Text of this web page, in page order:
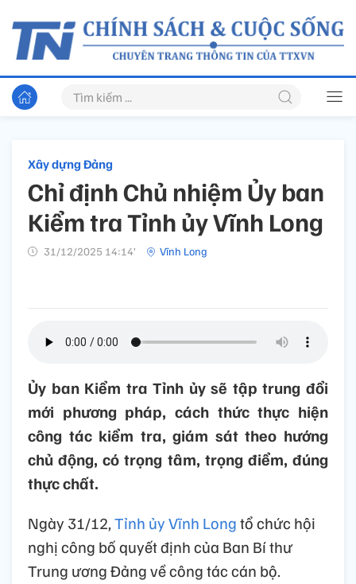
Xây dựng Đảng
Chỉ định Chủ nhiệm Ủy ban
Kiểm tra Tỉnh ủy Vĩnh Long
31/12/2025 14:14’ Vĩnh Long
Ủy ban Kiểm tra Tỉnh ủy sẽ tập trung đổi
mới phương pháp, cách thức thực hiện
công tác kiểm tra, giám sát theo hướng
chủ động, có trọng tâm, trọng điểm, đúng
thực chất.
Ngày 31/12,Tỉnh ủy Vĩnh Longtổ chức hội
nghị công bố quyết định của Ban Bí thư
Trung ương Đảng về công tác cán bộ.